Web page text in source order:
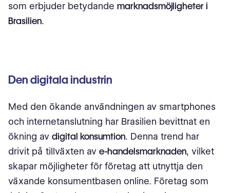
som erbjuder betydande marknadsmöjligheter i
Brasilien.
Den digitala industrin
Med den ökande användningen av smartphones
och internetanslutning har Brasilien bevittnat en
ökning av digital konsumtion. Denna trend har
drivit på tillväxten av e-handelsmarknaden, vilket
skapar möjligheter för företag att utnyttja den
växande konsumentbasen online. Företag som